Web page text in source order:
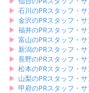
▶︎ 石川のPRスタッフ・
▶︎ 金沢のPRスタッフ・
▶︎ 福井のPRスタッフ・
▶︎ 富山のPRスタッフ・
▶︎ 新潟のPRスタッフ・
▶︎ 長野のPRスタッフ・
▶︎ 松本のPRスタッフ・
▶︎ 山梨のPRスタッフ・
▶︎ 甲府のPRスタッフ・